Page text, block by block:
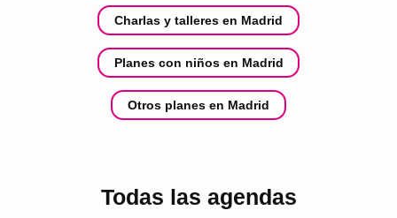
Charlas y talleres en Madrid
Planes con niños en Madrid
Otros planes en Madrid
Todas las agendas